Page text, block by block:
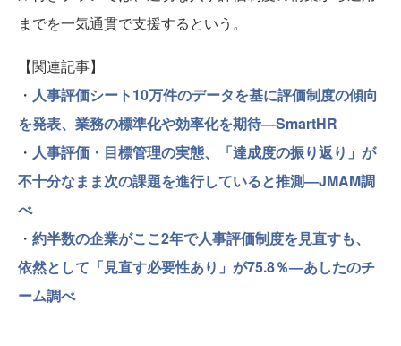
までを一気通貫で支援するという。
【関連記事】
・ 人事評価シート10万件のデータを基に評価制度の傾向
を発表、業務の標準化や効率化を期待―SmartHR
・ 人事評価・目標管理の実態、「達成度の振り返り」が
不十分なまま次の課題を進行していると推測―JMAM調
べ
・ 約半数の企業がここ2年で人事評価制度を見直すも、
依然として「⾒直す必要性あり」が75.8％―あしたのチ
ーム調べ